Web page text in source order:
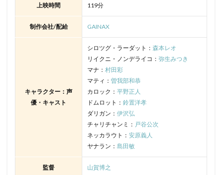
上映時間 119分
制作会社/配給 GAINAX
キャラクター：声
優・キャスト
シロツグ・ラーダット： 森本レオ
リイクニ・ノンデライコ： 弥生みつき
マナ： 村田彩
マティ： 曽我部和恭
カロック： 平野正人
ドムロット： 鈴置洋孝
ダリガン： 伊沢弘
チャリチャンミ： 戸谷公次
ネッカラウト： 安原義人
ヤナラン： 島田敏
監督 山賀博之